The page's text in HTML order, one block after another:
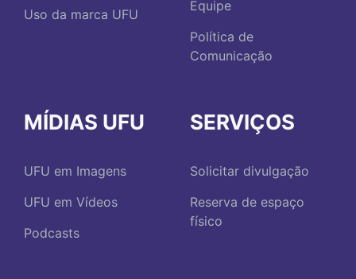
Uso da marca UFU
Equipe
Política de
Comunicação
MÍDIAS UFU
UFU em Imagens
UFU em Vídeos
Podcasts
SERVIÇOS
Solicitar divulgação
Reserva de espaço
físico